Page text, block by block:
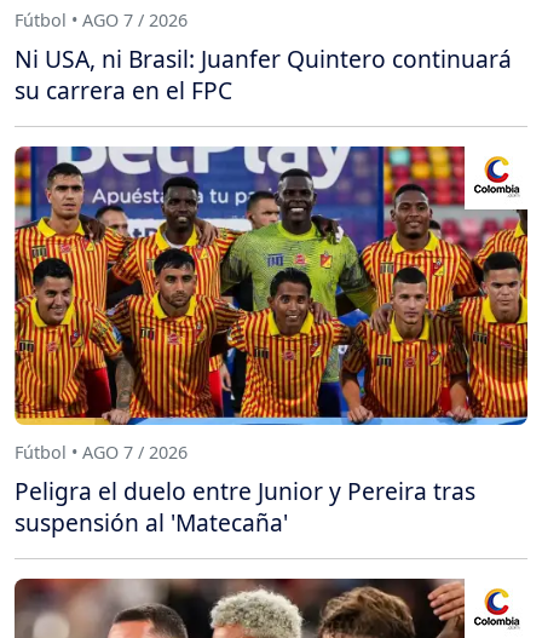
Fútbol • AGO 7 / 2026
Ni USA, ni Brasil: Juanfer Quintero continuará
su carrera en el FPC
Fútbol • AGO 7 / 2026
Peligra el duelo entre Junior y Pereira tras
suspensión al 'Matecaña'